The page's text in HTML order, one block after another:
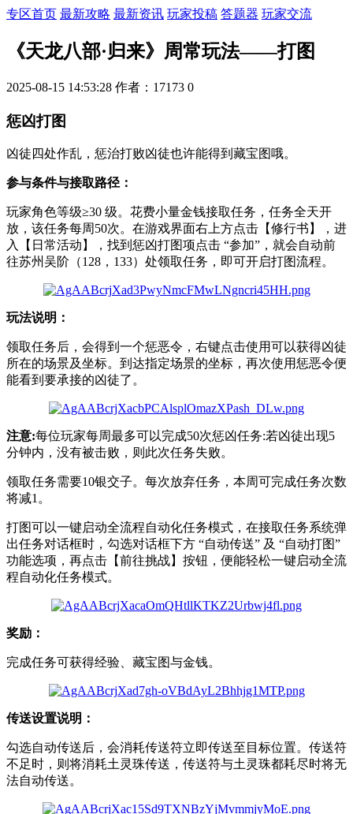
专区首页 最新攻略 最新资讯 玩家投稿 答题器 玩家交流
《天龙八部·归来》周常玩法——打图
2025-08-15 14:53:28 作者：17173 0
惩凶打图
凶徒四处作乱，惩治打败凶徒也许能得到藏宝图哦。
参与条件与接取路径：
玩家角色等级≥30 级。花费小量金钱接取任务，任务全天开
放，该任务每周50次。在游戏界面右上方点击【修行书】，进
入【日常活动】，找到惩凶打图项点击 “参加”，就会自动前
往苏州吴阶（128，133）处领取任务，即可开启打图流程。
玩法说明：
领取任务后，会得到一个惩恶令，右键点击使用可以获得凶徒
所在的场景及坐标。到达指定场景的坐标，再次使用惩恶令便
能看到要承接的凶徒了。
注意:每位玩家每周最多可以完成50次惩凶任务:若凶徒出现5
分钟内，没有被击败，则此次任务失败。
领取任务需要10银交子。每次放弃任务，本周可完成任务次数
将减1。
打图可以一键启动全流程自动化任务模式，在接取任务系统弹
出任务对话框时，勾选对话框下方 “自动传送” 及 “自动打图”
功能选项，再点击【前往挑战】按钮，便能轻松一键启动全流
程自动化任务模式。
奖励：
完成任务可获得经验、藏宝图与金钱。
传送设置说明：
勾选自动传送后，会消耗传送符立即传送至目标位置。传送符
不足时，则将消耗土灵珠传送，传送符与土灵珠都耗尽时将无
法自动传送。